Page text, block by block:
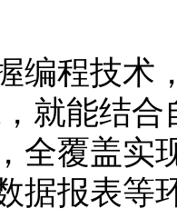
程技术，
就能结
全覆盖实
据报表等